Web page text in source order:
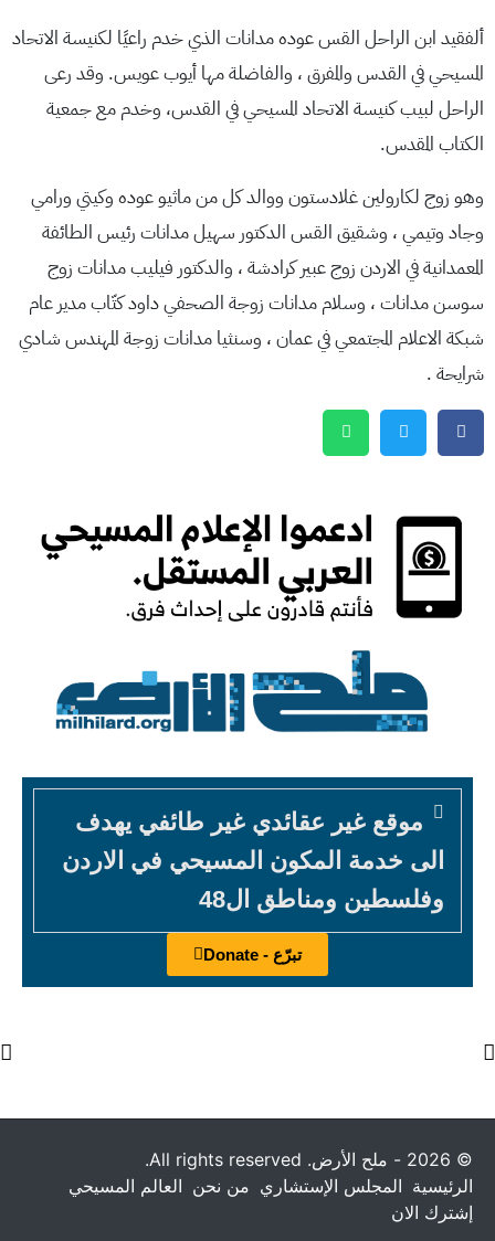
ألفقيد ابن الراحل القس عوده مدانات الذي خدم راعيًا لكنيسة الاتحاد
المسيحي في القدس والمفرق ، والفاضلة مها أيوب عويس. وقد رعى
الراحل لبيب كنيسة الاتحاد المسيحي في القدس، وخدم مع جمعية
الكتاب المقدس.
وهو زوج لكارولين غلادستون ووالد كل من ماثيو عوده وكيتي ورامي
وجاد وتيمي ، وشقيق القس الدكتور سهيل مدانات رئيس الطائفة
المعمدانية في الاردن زوج عبير كرادشة ، والدكتور فيليب مدانات زوج
سوسن مدانات ، وسلام مدانات زوجة الصحفي داود كتّاب مدير عام
شبكة الاعلام المجتمعي في عمان ، وسنثيا مدانات زوجة المهندس شادي
شرايحة .
موقع غير عقائدي غير طائفي يهدف
الى خدمة المكون المسيحي في الاردن
وفلسطين ومناطق ال48
تبرّع - Donate
© 2026 - ملح الأرض. All rights reserved.
الرئيسية المجلس الإستشاري من نحن العالم المسيحي
إشترك الان